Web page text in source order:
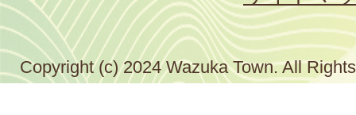
Copyright (c) 2024 Wazuka Town. All